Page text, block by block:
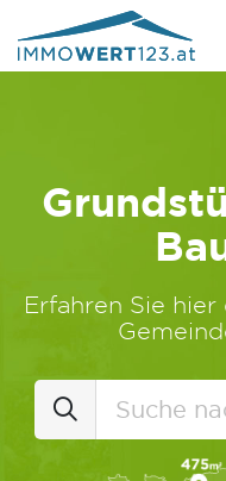
Erfahren Sie